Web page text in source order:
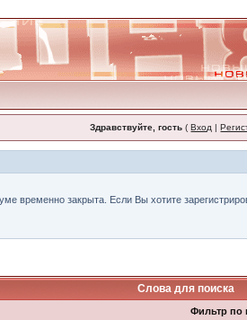
Здравствуйте, гость (Вход |
временно закрыта. Если Вы хотите
Слова для поиска
Фильтр по